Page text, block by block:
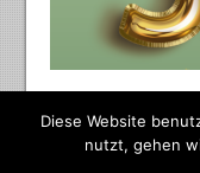
Diese Website
nutzt, gehen